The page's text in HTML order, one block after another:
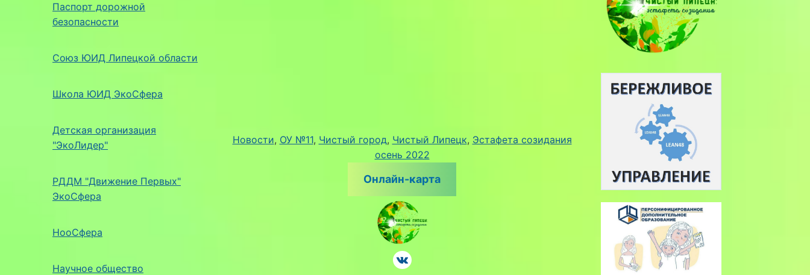
Паспорт дорожной
безопасности
Союз ЮИД Липецкой области
Школа ЮИД ЭкоСфера
Детская организация
"ЭкоЛидер"
РДДМ "Движение Первых"
ЭкоСфера
НооСфера
Научное общество
Новости, ОУ №11, Чистый город, Чистый Липецк, Эстафета созидания
осень 2022
Онлайн-карта